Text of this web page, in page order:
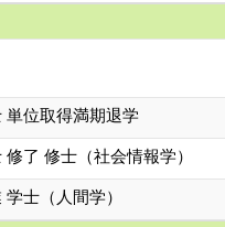
単位取得満期退学
了 修士（社会情報学）
士（人間学）